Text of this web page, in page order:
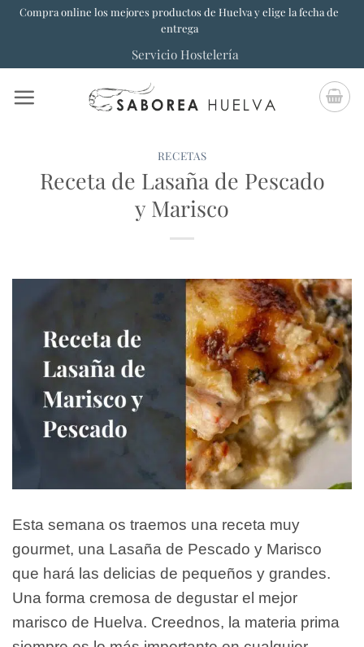
SaltarCompra online los mejores productos de Huelva y elige la fecha de
entrega
Servicio Hostelería
RECETAS
Receta de Lasaña de Pescado
y Marisco
Esta semana os traemos una receta muy
gourmet, una Lasaña de Pescado y Marisco
que hará las delicias de pequeños y grandes.
Una forma cremosa de degustar el mejor
marisco de Huelva. Creednos, la materia prima